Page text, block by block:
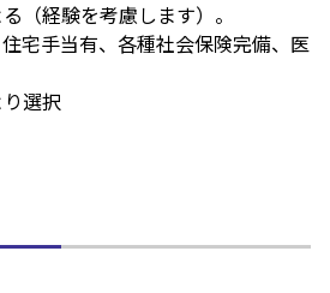
（経験を考慮します）。
宅手当有、各種社会保険完備、医
選択